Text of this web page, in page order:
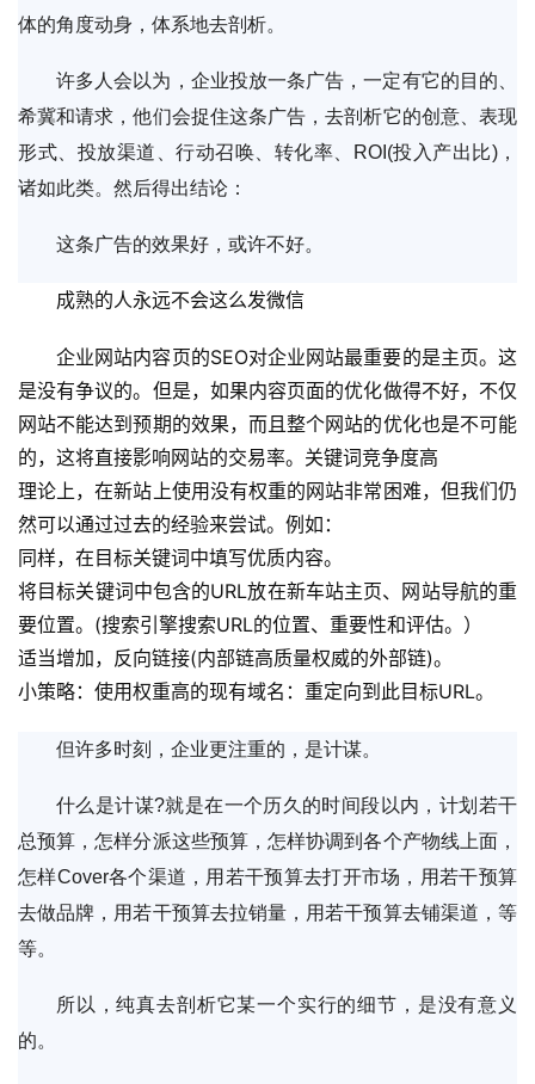
体的角度动身，体系地去剖析。
许多人会以为，企业投放一条广告，一定有它的目的、
希冀和请求，他们会捉住这条广告，去剖析它的创意、表现
形式、投放渠道、行动召唤、转化率、ROI(投入产出比)，
诸如此类。然后得出结论：
这条广告的效果好，或许不好。
成熟的人永远不会这么发微信
企业网站内容页的SEO对企业网站最重要的是主页。这
是没有争议的。但是，如果内容页面的优化做得不好，不仅
网站不能达到预期的效果，而且整个网站的优化也是不可能
的，这将直接影响网站的交易率。关键词竞争度高
理论上，在新站上使用没有权重的网站非常困难，但我们仍
然可以通过过去的经验来尝试。例如：
同样，在目标关键词中填写优质内容。
将目标关键词中包含的URL放在新车站主页、网站导航的重
要位置。(搜索引擎搜索URL的位置、重要性和评估。）
适当增加，反向链接(内部链高质量权威的外部链)。
小策略：使用权重高的现有域名：重定向到此目标URL。
但许多时刻，企业更注重的，是计谋。
什么是计谋?就是在一个历久的时间段以内，计划若干
总预算，怎样分派这些预算，怎样协调到各个产物线上面，
怎样Cover各个渠道，用若干预算去打开市场，用若干预算
去做品牌，用若干预算去拉销量，用若干预算去铺渠道，等
等。
所以，纯真去剖析它某一个实行的细节，是没有意义
的。